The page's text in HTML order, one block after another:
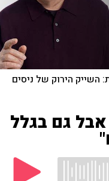
השייק הירוק של ניסים
אבל גם בגלל